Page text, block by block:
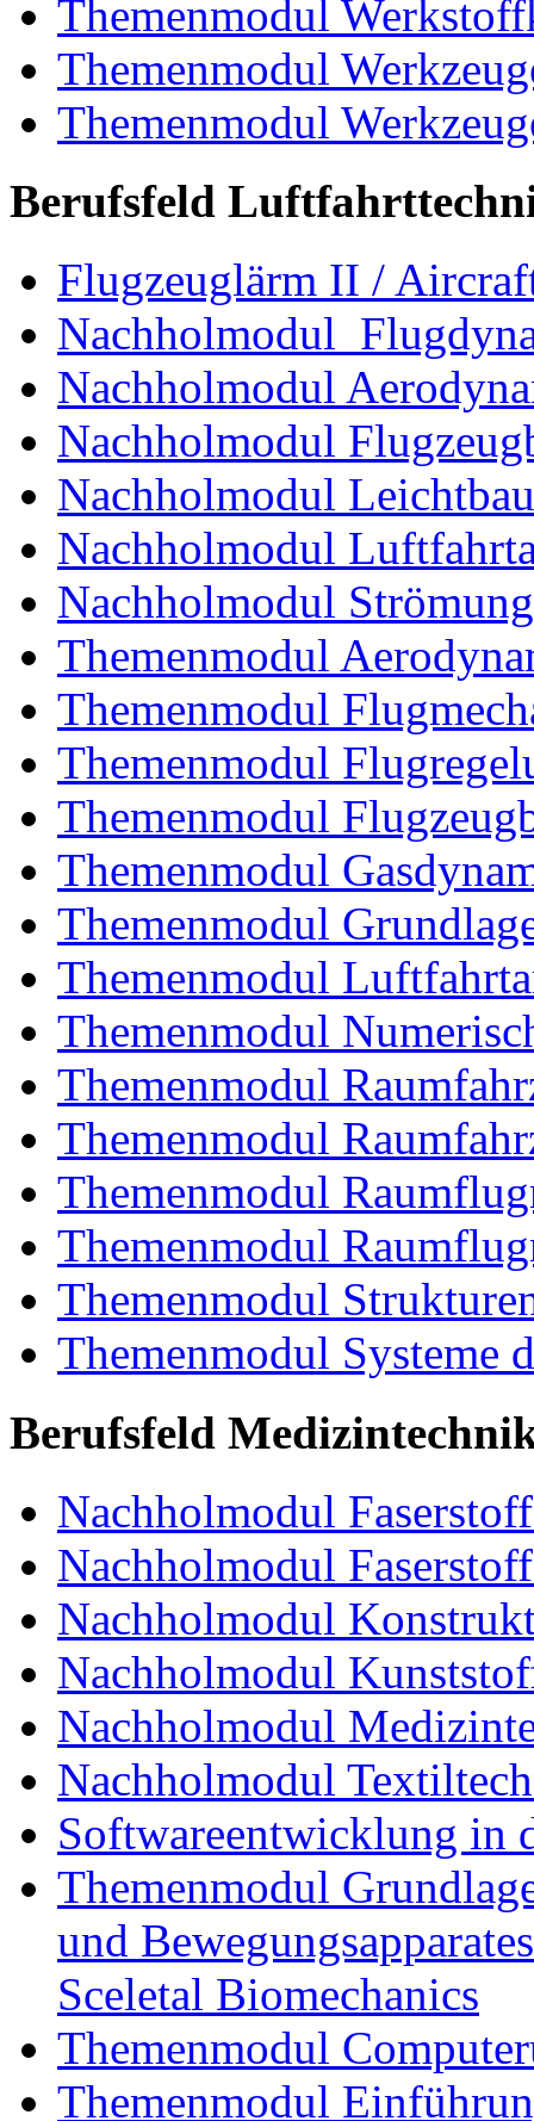
Themenmodul
Themenmodul
Themenmodul
Berufsfeld
Flugzeuglärm II /
Nachholmodul
Nachholmodul
Nachholmodul
Nachholmodul Leichtbau
Nachholmodul
Nachholmodul
Themenmodul
Themenmodul
Themenmodul
Themenmodul
Themenmodul
Themenmodul
Themenmodul
Themenmodul
Themenmodul
Themenmodul
Themenmodul
Themenmodul
Themenmodul
Themenmodul Systeme
Berufsfeld
Nachholmodul
Nachholmodul
Nachholmodul
Nachholmodul
Nachholmodul
Nachholmodul
Softwareentwicklung in
Themenmodul
und
Sceletal Biomechanics
Themenmodul
Themenmodul